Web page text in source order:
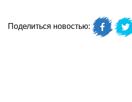
Поделиться новостью: